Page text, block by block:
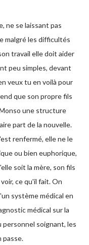
ne se laissant pas
malgré les difficultés
travail elle doit aider
peu simples, devant
veux tu en voilà pour
que son propre fils
une structure
part de la nouvelle.
renfermé, elle ne le
ou bien euphorique,
soit la mère, son fils
ce qu'il fait. On
système médical en
médical sur la
personnel soignant, les
passe.